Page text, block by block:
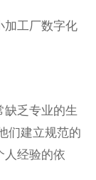
工厂数字化
乏专业的生
们建立规范的
人经验的依